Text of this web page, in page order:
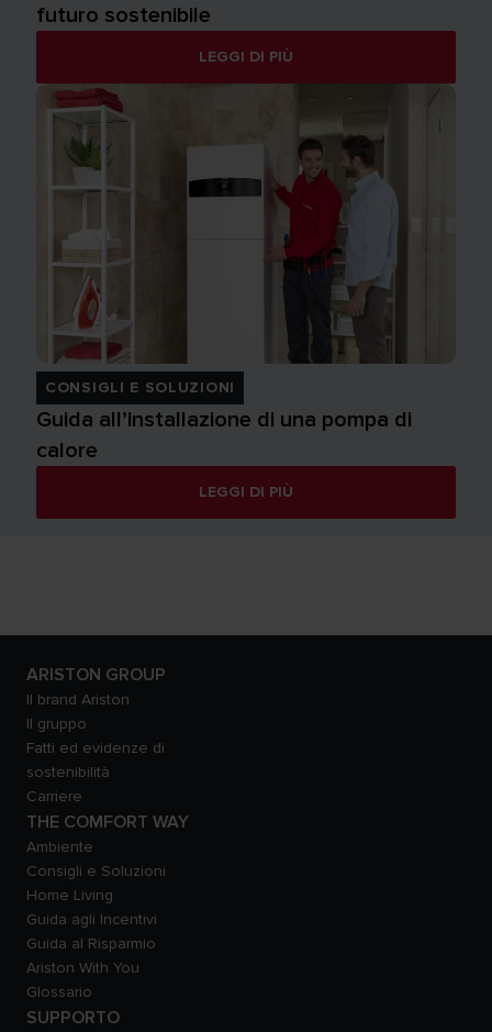
futuro sostenibile
LEGGI DI PIÙ
CONSIGLI E SOLUZIONI
Guida all’installazione di una pompa di
calore
LEGGI DI PIÙ
ARISTON GROUP
Il brand Ariston
Il gruppo
Fatti ed evidenze di
sostenibilità
Carriere
THE COMFORT WAY
Ambiente
Consigli e Soluzioni
Home Living
Guida agli Incentivi
Guida al Risparmio
Ariston With You
Glossario
SUPPORTO